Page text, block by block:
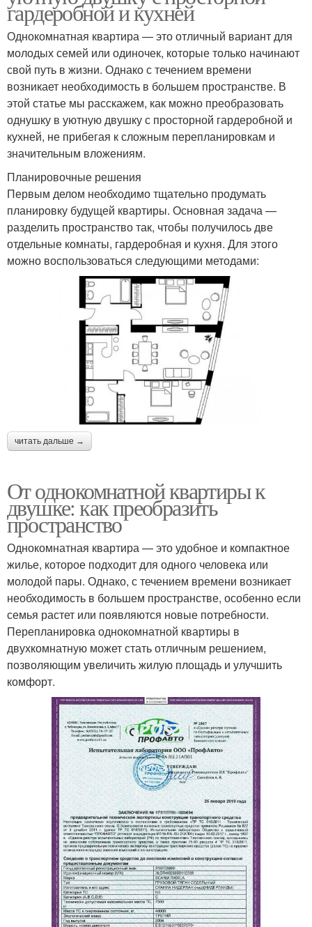
гардеробной и кухней
Однокомнатная квартира — это отличный вариант для
молодых семей или одиночек, которые только начинают
свой путь в жизни. Однако с течением времени
возникает необходимость в большем пространстве. В
этой статье мы расскажем, как можно преобразовать
однушку в уютную двушку с просторной гардеробной и
кухней, не прибегая к сложным перепланировкам и
значительным вложениям.
Планировочные решения
Первым делом необходимо тщательно продумать
планировку будущей квартиры. Основная задача —
разделить пространство так, чтобы получилось две
отдельные комнаты, гардеробная и кухня. Для этого
можно воспользоваться следующими методами:
читать дальше →
От однокомнатной квартиры к
двушке: как преобразить
пространство
Однокомнатная квартира — это удобное и компактное
жилье, которое подходит для одного человека или
молодой пары. Однако, с течением времени возникает
необходимость в большем пространстве, особенно если
семья растет или появляются новые потребности.
Перепланировка однокомнатной квартиры в
двухкомнатную может стать отличным решением,
позволяющим увеличить жилую площадь и улучшить
комфорт.